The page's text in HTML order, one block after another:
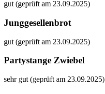
gut (geprüft am 23.09.2025)
Junggesellenbrot
gut (geprüft am 23.09.2025)
Partystange Zwiebel
sehr gut (geprüft am 23.09.2025)